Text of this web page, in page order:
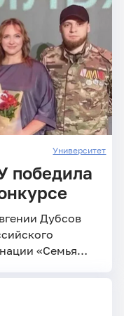
Университет
победила
Дубсов
«Семья